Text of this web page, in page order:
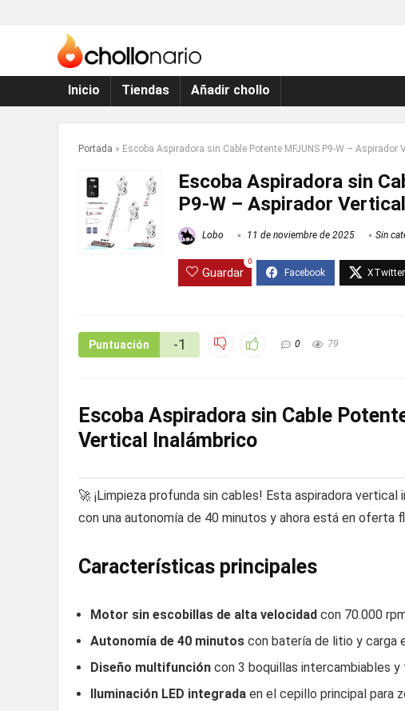
Inicio Tiendas Añadir chollo
Portada » Escoba Aspiradora sin Cable Potente MFJUNS P9-W – Aspirador
Escoba Aspiradora sin
P9-W – Aspirador
Lobo 11 de noviembre de 2025 Sin
Guardar
0
Puntuación -1 0 79
Escoba Aspiradora sin Cable
Vertical Inalámbrico
🚀 ¡Limpieza profunda sin cables! Esta aspiradora
con una autonomía de 40 minutos y ahora está en oferta
Características principales
Motor sin escobillas de alta velocidad con 70.000
Autonomía de 40 minutos con batería de litio y carga
Diseño multifunción con 3 boquillas intercambiables y
Iluminación LED integrada en el cepillo principal para